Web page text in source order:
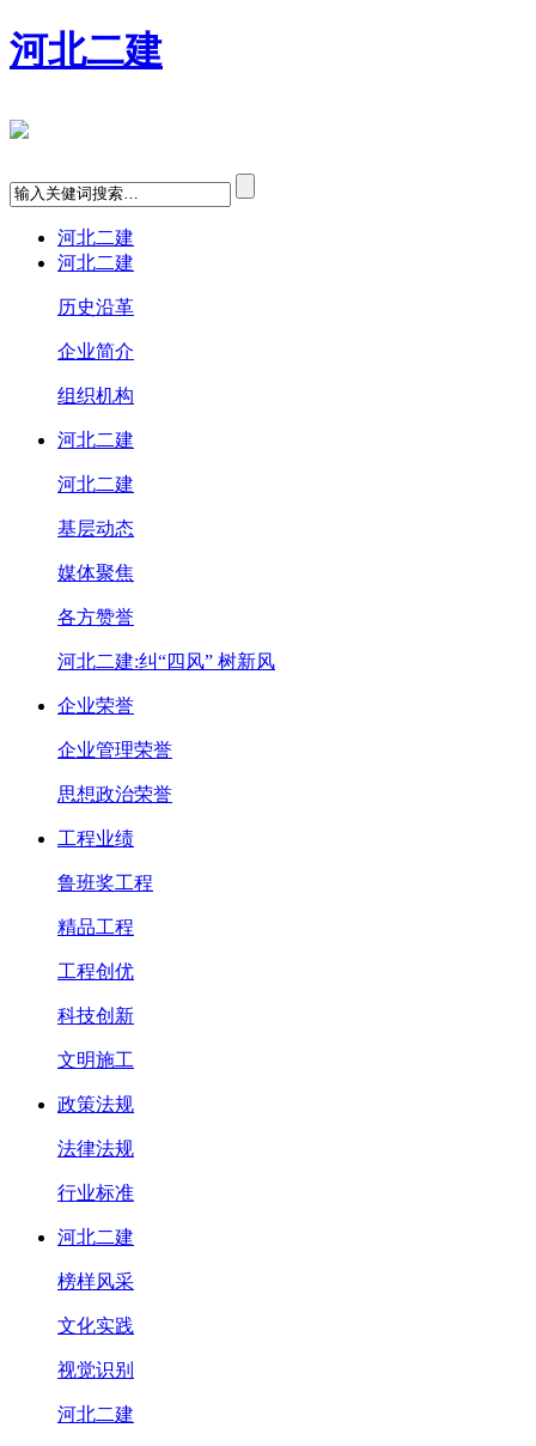
河北二建
河北二建
河北二建
历史沿革
企业简介
组织机构
河北二建
河北二建
基层动态
媒体聚焦
各方赞誉
河北二建:纠“四风” 树新风
企业荣誉
企业管理荣誉
思想政治荣誉
工程业绩
鲁班奖工程
精品工程
工程创优
科技创新
文明施工
政策法规
法律法规
行业标准
河北二建
榜样风采
文化实践
视觉识别
河北二建